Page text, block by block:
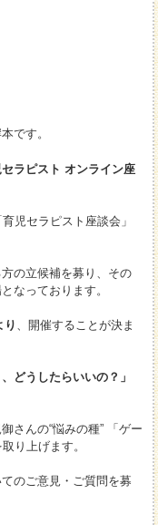
です。
セラピスト オンライン座
児セラピスト座談会」
の立候補を募り、その
なっております。
り 、開催することが決ま
どうしたらいいの？」
さんの“悩みの種” 「ゲー
り上げます。
のご意見・ご質問を募